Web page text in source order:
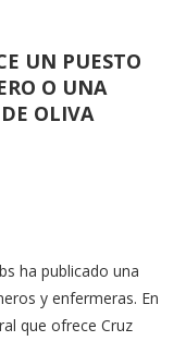
UN PUESTO
O UNA
OLIVA
ha publicado una
y enfermeras. En
que ofrece Cruz